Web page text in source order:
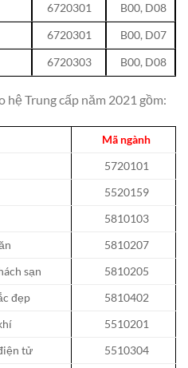
6720301
B00, D08
6720301
B00, D07
6720303 B00, D08
hệ Trung cấp năm 2021 gồm:
Mã ngành
5720101
5520159
5810103
5810207
sạn
5810205
đẹp
5810402
5510201
tử
5510304